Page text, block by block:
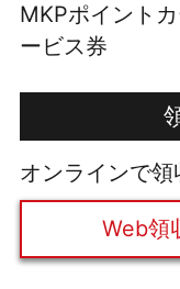
MKPポイント
ービス券
オンラインで領
Web領